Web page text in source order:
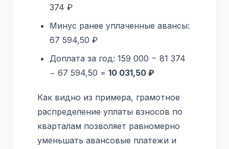
374 ₽
Минус ранее уплаченные авансы:
67 594,50 ₽
Доплата за год: 159 000 − 81 374
− 67 594,50 = 10 031,50 ₽
Как видно из примера, грамотное
распределение уплаты взносов по
кварталам позволяет равномерно
уменьшать авансовые платежи и